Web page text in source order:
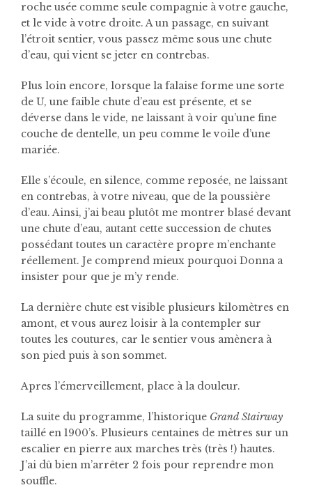
roche usée comme seule compagnie à votre gauche,
et le vide à votre droite. A un passage, en suivant
l’étroit sentier, vous passez même sous une chute
d’eau, qui vient se jeter en contrebas.
Plus loin encore, lorsque la falaise forme une sorte
de U, une faible chute d’eau est présente, et se
déverse dans le vide, ne laissant à voir qu’une fine
couche de dentelle, un peu comme le voile d’une
mariée.
Elle s’écoule, en silence, comme reposée, ne laissant
en contrebas, à votre niveau, que de la poussière
d’eau. Ainsi, j’ai beau plutôt me montrer blasé devant
une chute d’eau, autant cette succession de chutes
possédant toutes un caractère propre m’enchante
réellement. Je comprend mieux pourquoi Donna a
insister pour que je m’y rende.
La dernière chute est visible plusieurs kilomètres en
amont, et vous aurez loisir à la contempler sur
toutes les coutures, car le sentier vous amènera à
son pied puis à son sommet.
Apres l’émerveillement, place à la douleur.
La suite du programme, l’historique Grand Stairway
taillé en 1900’s. Plusieurs centaines de mètres sur un
escalier en pierre aux marches très (très !) hautes.
J’ai dû bien m’arrêter 2 fois pour reprendre mon
souffle.